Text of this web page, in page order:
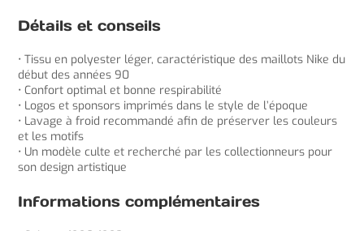
Détails et conseils
• Tissu en polyester léger, caractéristique des maillots Nike du
début des années 90
• Confort optimal et bonne respirabilité
• Logos et sponsors imprimés dans le style de l’époque
• Lavage à froid recommandé afin de préserver les couleurs
et les motifs
• Un modèle culte et recherché par les collectionneurs pour
son design artistique
Informations complémentaires